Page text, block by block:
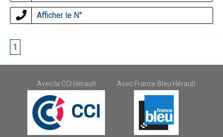
Afficher le N°
1
Avec la CCI Hérault Avec France Bleu Hérault